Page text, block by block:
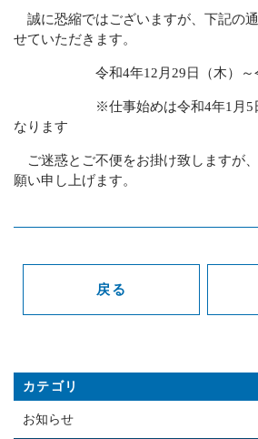
0120-279-
誠に恐縮ではございますが、下記の
せていただきます。
令和4年12月29日（木）～令和
※仕事始めは令和4年1月5日（
なります
ご迷惑とご不便をお掛け致しますが
願い申し上げます。
戻る
カテゴリ
お知らせ